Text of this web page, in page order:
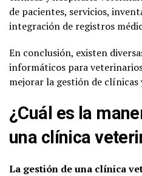
de pacientes, servicios,
integración de registros
En conclusión, existen
informáticos para
mejorar la gestión de
¿Cuál es la
una clínica
La gestión de una clínica